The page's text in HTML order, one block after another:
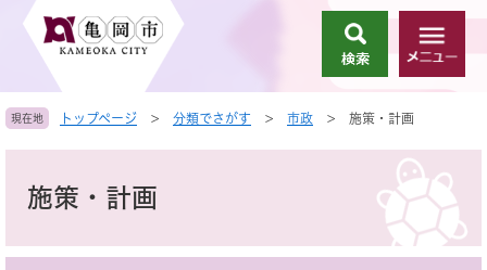
頭
で
飛
ば
へ
索
メ
ニ
ー
現在地 トップページ > 分類でさがす > 市政 > 施策・計画
施策・計画